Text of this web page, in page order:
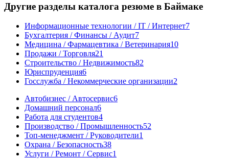
Другие разделы каталога резюме в Баймаке
Информационные технологии / IT / Интернет7
Бухгалтерия / Финансы / Аудит7
Медицина / Фармацевтика / Ветеринария10
Продажи / Торговля21
Строительство / Недвижимость82
Юриспруденция6
Госслужба / Некоммерческие организации2
Автобизнес / Автосервис6
Домашний персонал6
Работа для студентов4
Производство / Промышленность52
Топ-менеджмент / Руководители1
Охрана / Безопасность38
Услуги / Ремонт / Сервис1